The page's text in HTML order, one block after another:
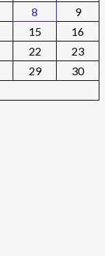
8
9
15
16
22
23
29
30